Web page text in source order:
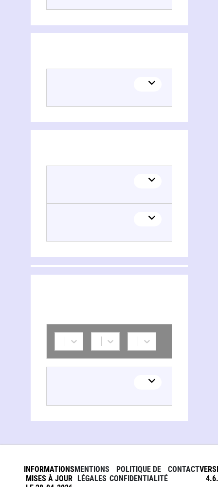
INFORMATIONS
MISES À JOUR
MENTIONS
LÉGALES
POLITIQUE DE
CONFIDENTIALITÉ
CONTACT